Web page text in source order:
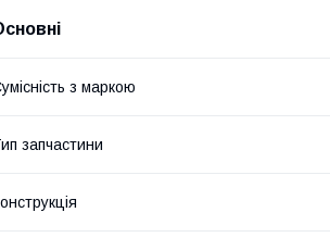
з маркою
запчастини